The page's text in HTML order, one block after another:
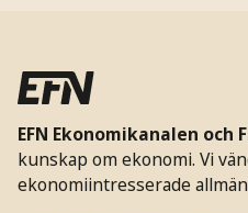
EFN Ekonomikanalen och
kunskap om ekonomi. Vi
ekonomiintresserade